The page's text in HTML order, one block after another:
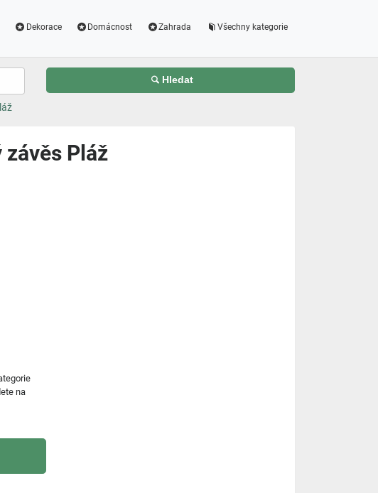
Dekorace Domácnost Zahrada Všechny kategorie
Hledat
Pláž
na